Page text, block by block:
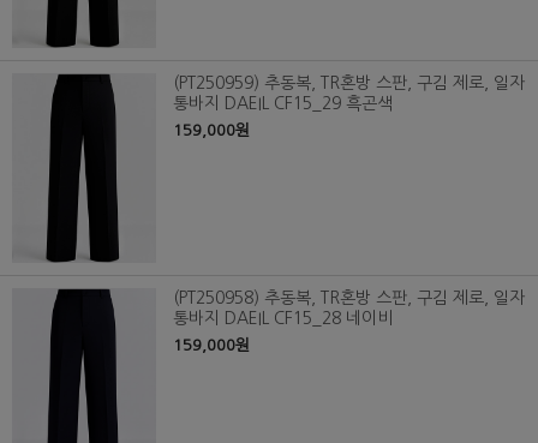
(PT250959) 추동복, TR혼방 스판, 구김 제로, 일자
통바지 DAEIL CF15_29 흑곤색
159,000원
(PT250958) 추동복, TR혼방 스판, 구김 제로, 일자
통바지 DAEIL CF15_28 네이비
159,000원